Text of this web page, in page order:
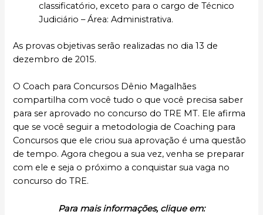
classificatório, exceto para o cargo de Técnico
Judiciário – Área: Administrativa.
As provas objetivas serão realizadas no dia 13 de
dezembro de 2015.
O Coach para Concursos Dênio Magalhães
compartilha com você tudo o que você precisa saber
para ser aprovado no concurso do TRE MT. Ele afirma
que se você seguir a metodologia de Coaching para
Concursos que ele criou sua aprovação é uma questão
de tempo. Agora chegou a sua vez, venha se preparar
com ele e seja o próximo a conquistar sua vaga no
concurso do TRE.
Para mais informações, clique em: